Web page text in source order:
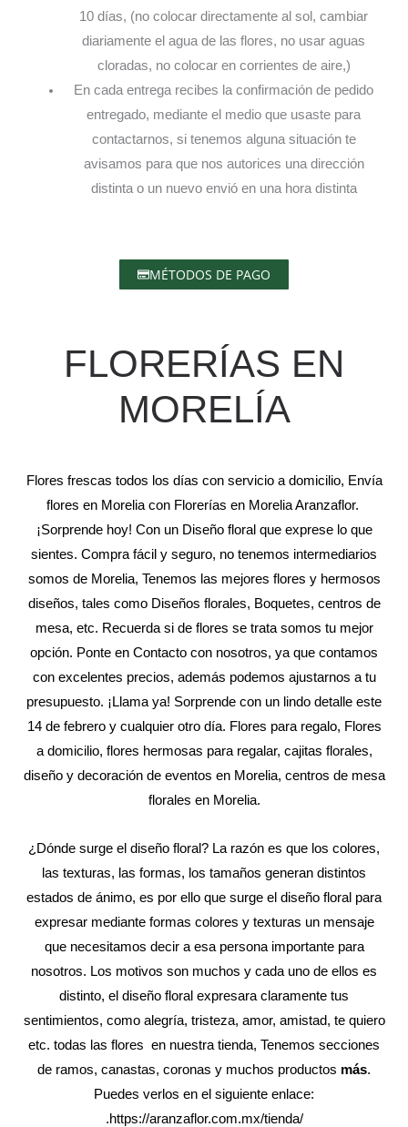
10 días, (no colocar directamente al sol, cambiar
diariamente el agua de las flores, no usar aguas
cloradas, no colocar en corrientes de aire,)
En cada entrega recibes la confirmación de pedido
entregado, mediante el medio que usaste para
contactarnos, si tenemos alguna situación te
avisamos para que nos autorices una dirección
distinta o un nuevo envió en una hora distinta
MÉTODOS DE PAGO
FLORERÍAS EN
MORELÍA
Flores frescas todos los días con servicio a domicilio, Envía
flores en Morelia con Florerías en Morelia Aranzaflor.
¡Sorprende hoy! Con un Diseño floral que exprese lo que
sientes. Compra fácil y seguro, no tenemos intermediarios
somos de Morelia, Tenemos las mejores flores y hermosos
diseños, tales como Diseños florales, Boquetes, centros de
mesa, etc. Recuerda si de flores se trata somos tu mejor
opción. Ponte en Contacto con nosotros, ya que contamos
con excelentes precios, además podemos ajustarnos a tu
presupuesto. ¡Llama ya! Sorprende con un lindo detalle este
14 de febrero y cualquier otro día. Flores para regalo, Flores
a domicilio, flores hermosas para regalar, cajitas florales,
diseño y decoración de eventos en Morelia, centros de mesa
florales en Morelia.
¿Dónde surge el diseño floral? La razón es que los colores,
las texturas, las formas, los tamaños generan distintos
estados de ánimo, es por ello que surge el diseño floral para
expresar mediante formas colores y texturas un mensaje
que necesitamos decir a esa persona importante para
nosotros. Los motivos son muchos y cada uno de ellos es
distinto, el diseño floral expresara claramente tus
sentimientos, como alegría, tristeza, amor, amistad, te quiero
etc. todas las flores en nuestra tienda, Tenemos secciones
de ramos, canastas, coronas y muchos productos más.
Puedes verlos en el siguiente enlace:
.https://aranzaflor.com.mx/tienda/